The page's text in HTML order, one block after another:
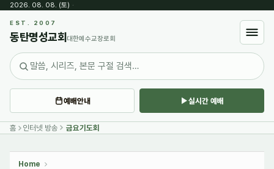
2026. 08. 08. (토) ·
EST. 2007
동탄명성교회 대한예수교장로회
예배안내 실시간 예배
홈 인터넷 방송 금요기도회
Home
Sketchbook5, 스케치북5
Sketchbook5, 스케치북5